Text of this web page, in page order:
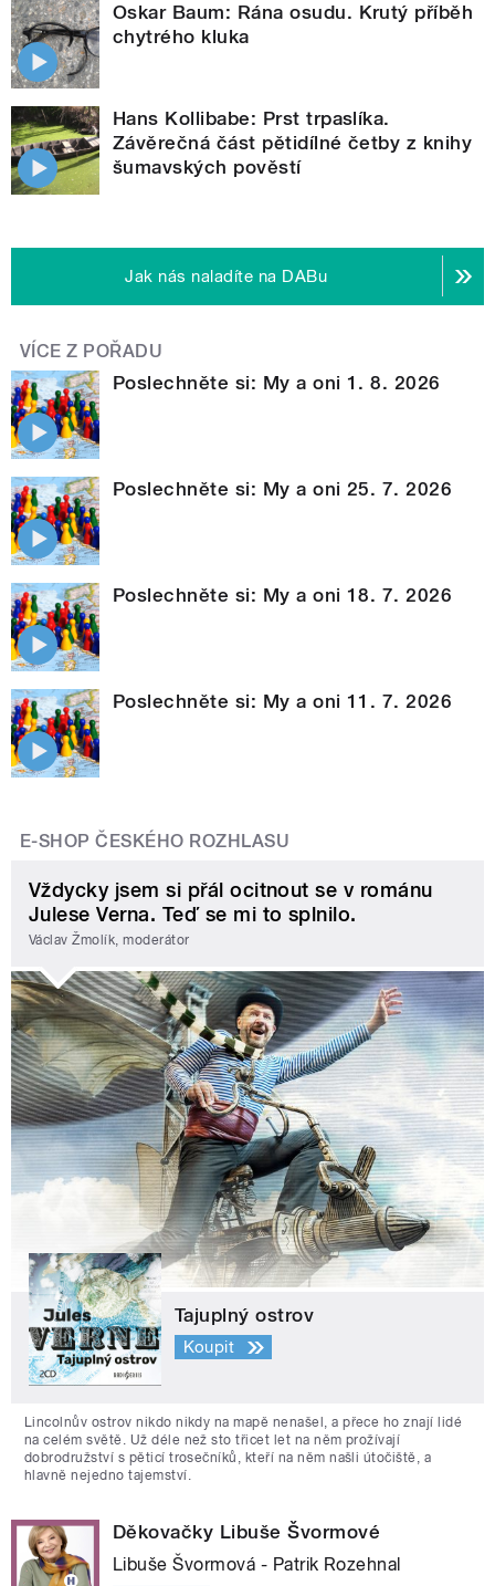
Oskar Baum: Rána osudu. Krutý příběh
chytrého kluka
Hans Kollibabe: Prst trpaslíka.
Závěrečná část pětidílné četby z knihy
šumavských pověstí
Jak nás naladíte na DABu
VÍCE Z POŘADU
Poslechněte si: My a oni 1. 8. 2026
Poslechněte si: My a oni 25. 7. 2026
Poslechněte si: My a oni 18. 7. 2026
Poslechněte si: My a oni 11. 7. 2026
E-SHOP ČESKÉHO ROZHLASU
Vždycky jsem si přál ocitnout se v románu
Julese Verna. Teď se mi to splnilo.
Václav Žmolík, moderátor
Tajuplný ostrov
Koupit
Lincolnův ostrov nikdo nikdy na mapě nenašel, a přece ho znají lidé
na celém světě. Už déle než sto třicet let na něm prožívají
dobrodružství s pěticí trosečníků, kteří na něm našli útočiště, a
hlavně nejedno tajemství.
Děkovačky Libuše Švormové
Libuše Švormová - Patrik Rozehnal